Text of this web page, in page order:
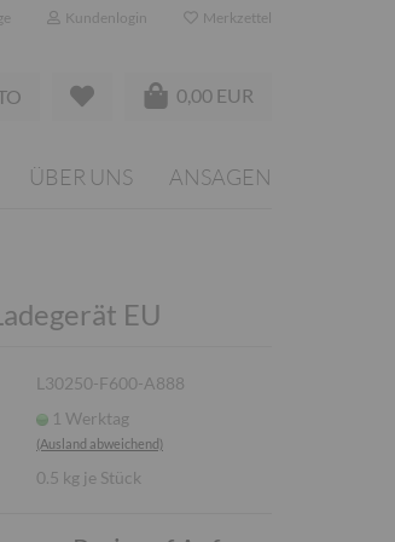
Kundenlogin Merkzettel
0,00 EUR
ÜBER UNS ANSAGEN
EU
L30250-F600-A888
1 Werktag
(Ausland abweichend)
0.5 kg je Stück